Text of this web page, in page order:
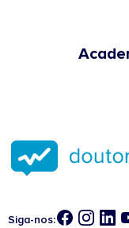
Siga-nos: